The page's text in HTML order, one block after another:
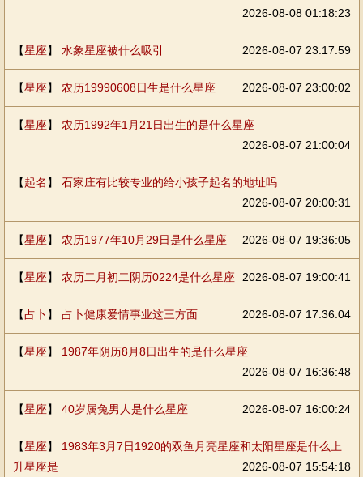
2026-08-08 01:18:23
【星座】 水象星座被什么吸引 2026-08-07 23:17:59
【星座】 农历19990608日生是什么星座 2026-08-07 23:00:02
【星座】 农历1992年1月21日出生的是什么星座
2026-08-07 21:00:04
【起名 】 石家庄有比较专业的给小孩子起名的地址吗
2026-08-07 20:00:31
【星座】 农历1977年10月29日是什么星座 2026-08-07 19:36:05
【星座】 农历二月初二阴历0224是什么星座 2026-08-07 19:00:41
【占卜 】 占卜健康爱情事业这三方面 2026-08-07 17:36:04
【星座】 1987年阴历8月8日出生的是什么星座
2026-08-07 16:36:48
【星座】 40岁属兔男人是什么星座 2026-08-07 16:00:24
【星座】 1983年3月7日1920的双鱼月亮星座和太阳星座是什么上
升星座是
2026-08-07 15:54:18